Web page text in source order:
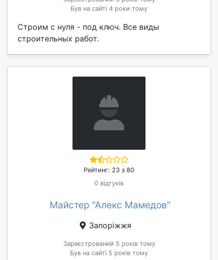
Був на сайті 4 роки тому
Строим с нуля - под ключ. Все виды
строительных работ.
Рейтинг: 23 з 80
0 відгуків
Майстер "Алекс Мамедов"
Запоріжжя
Зареєстрований 5 років тому
Був на сайті 5 років тому